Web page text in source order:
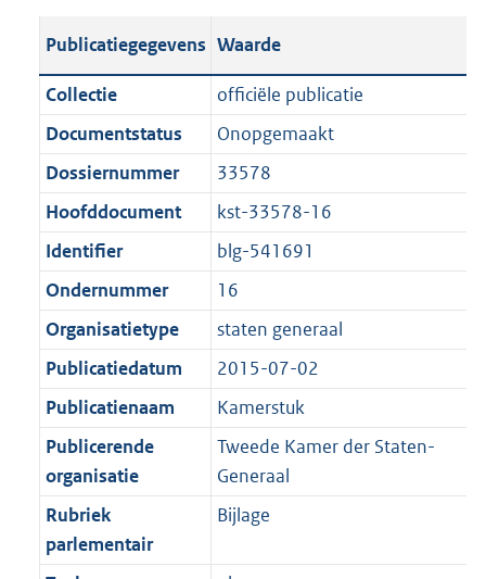
l
c
t
i
e
n
f
o
r
m
a
a
t
o
t
:
2
,
4
M
b
a
n
d
s
r
o
o
t
e
:
1
K
b
a
n
d
g
r
o
t
t
e
:
1
K
b
Publicatiegegevens Waarde
Collectie
officiële publicatie
Documentstatus
Onopgemaakt
Dossiernummer
33578
Hoofddocument
kst-33578-16
Identifier
blg-541691
Ondernummer
16
Organisatietype
staten generaal
Publicatiedatum
2015-07-02
Publicatienaam
Kamerstuk
Publicerende
organisatie
Tweede Kamer der Staten-
Generaal
Rubriek
parlementair
Bijlage